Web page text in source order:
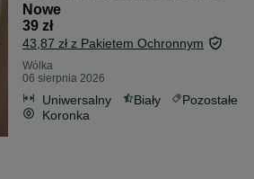
Nowe
39 zł
43,87 zł z Pakietem Ochronnym
Wólka
06 sierpnia 2026
Uniwersalny Biały
Pozostałe
Koronka